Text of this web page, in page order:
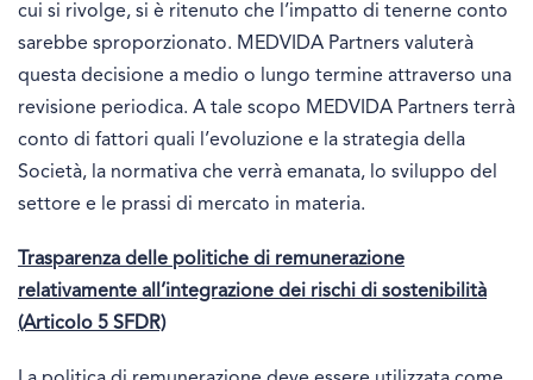
cui si rivolge, si è ritenuto che l’impatto di tenerne conto
sarebbe sproporzionato. MEDVIDA Partners valuterà
questa decisione a medio o lungo termine attraverso una
revisione periodica. A tale scopo MEDVIDA Partners terrà
conto di fattori quali l’evoluzione e la strategia della
Società, la normativa che verrà emanata, lo sviluppo del
settore e le prassi di mercato in materia.
Trasparenza delle politiche di remunerazione
relativamente all’integrazione dei rischi di sostenibilità
(Articolo 5 SFDR)